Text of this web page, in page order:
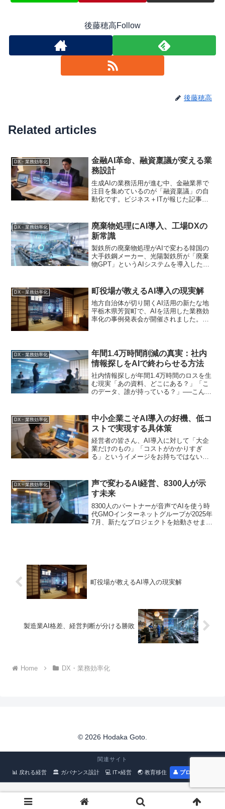
後藤穂高Follow
後藤穂高
Related articles
DX・業務効率化
金融AI革命、融資稟議が変える業
務設計
生成AIの業務活用が進む中、金融業界で
注目を集めているのが「融資稟議」の自
動化です。ビジネス＋ITが報じた記事で
務を置き換えられるかが具体的に示され
まし...
DX・業務効率化
廃棄物処理にAI導入、工場DXの
新常識
製鉄所の廃棄物処理がAIで変わる韓国の
大手鉄鋼メーカー、光陽製鉄所が「廃棄
物GPT」というAIシステムを導入したニ
工知能を基盤とした統合案内システムを
構築したとのこと。...
DX・業務効率化 町役場が教えるAI導入の現実解
地方自治体が切り開くAI活用の新たな地
平栃木県芳賀町で、AIを活用した業務効
率化の事例発表会が開催されました。一
にしてAIを実戦投入...
DX・業務効率化
年間1.4万時間削減の真実：社内
情報探しをAIで終わらせる方法
社内情報探しが年間1.4万時間のロスを生
む現実「あの資料、どこにある？」「こ
のデータ、誰が持っている？」──こんな
ックActiveの報道によると、ある企業で
は生成AIを...
DX・業務効率化
中小企業こそAI導入の好機、低コ
ストで実現する具体策
経営者の皆さん、AI導入に対して「大企
業だけのもの」「コストがかかりすぎ
る」というイメージをお持ちではないだ
for Small Business」を発表...
DX・業務効率化
声で変わるAI経営、8300人が示
す未来
8300人のパートナーが音声でAIを使う時
代GMOインターネットグループが2025年
7月、新たなプロジェクトを始動させまし
町役場が教えるAI導入の現実解
製造業AI格差、経営判断が分ける勝敗
Home DX・業務効率化
© 2026 Hodaka Goto.
関連サイト
📊 戻れる経営 🏛 ガバナンス設計 💻 IT×経営 🌏 教育移住 👤 プロフィール
🇯🇵 日本語 🇬🇧 English 🇨🇳 中文 🇲🇾 Bahasa Melayu